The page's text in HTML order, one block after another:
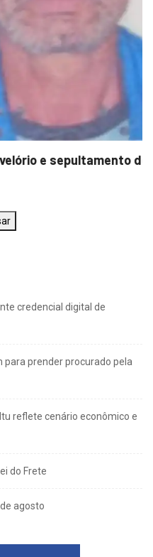
de idoso...
credencial digital de
prender procurado pela
reflete cenário econômico e
do Frete
agosto